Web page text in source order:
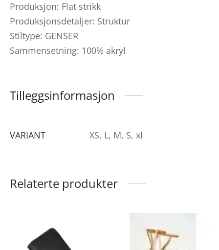
Produksjon: Flat strikk
Produksjonsdetaljer: Struktur
Stiltype: GENSER
Sammensetning: 100% akryl
Tilleggsinformasjon
VARIANT XS, L, M, S, xl
Relaterte produkter